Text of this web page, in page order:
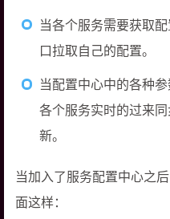
当各个服务需要获取
口拉取自己的配置。
当配置中心中的各种
各个服务实时的过来
新。
当加入了服务配置中心之
面这样：